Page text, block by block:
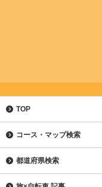
TOP
コース・マップ検索
都道府県検索